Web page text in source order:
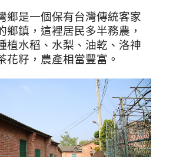
鄉是一個保有台灣傳統客家
鄉鎮，這裡居民多半務農，
植水稻、水梨、油乾、洛神
花籽，農產相當豐富。